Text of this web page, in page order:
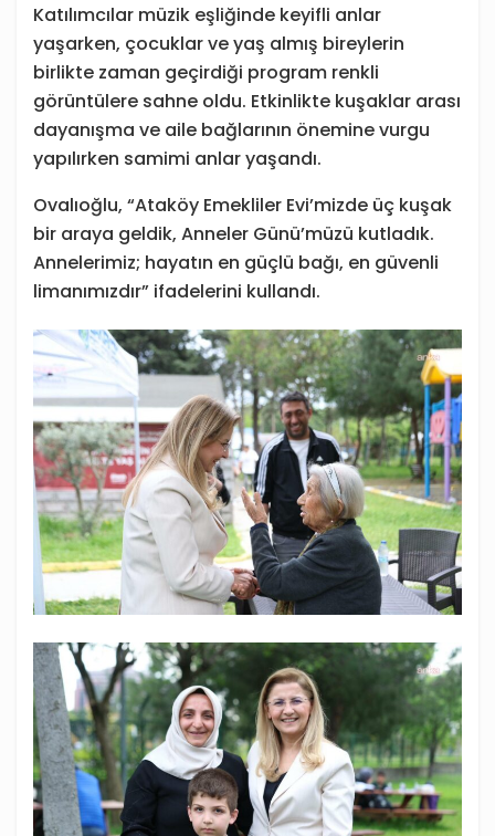
Katılımcılar müzik eşliğinde keyifli anlar
yaşarken, çocuklar ve yaş almış bireylerin
birlikte zaman geçirdiği program renkli
görüntülere sahne oldu. Etkinlikte kuşaklar arası
dayanışma ve aile bağlarının önemine vurgu
yapılırken samimi anlar yaşandı.
Ovalıoğlu, “Ataköy Emekliler Evi’mizde üç kuşak
bir araya geldik, Anneler Günü’müzü kutladık.
Annelerimiz; hayatın en güçlü bağı, en güvenli
limanımızdır” ifadelerini kullandı.